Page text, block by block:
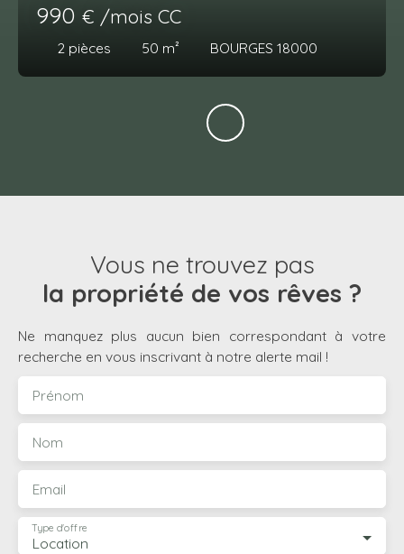
990 € /mois CC
2 pièces 50 m² BOURGES 18000
Vous ne trouvez pas
la propriété de vos rêves ?
Ne manquez plus aucun bien correspondant à votre
recherche en vous inscrivant à notre alerte mail !
Prénom
Nom
Email
Location
Type d'offre